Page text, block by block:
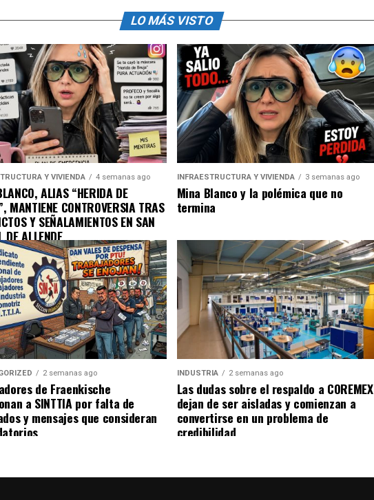
LO MÁS VISTO
Y VIVIENDA 4 semanas ago
ALIAS “HERIDA DE
MANTIENE CONTROVERSIA TRAS
Y SEÑALAMIENTOS EN SAN
DE ALLENDE
INFRAESTRUCTURA Y VIVIENDA 3 semanas ago
Mina Blanco y la polémica que no
termina
2 semanas ago
de Fraenkische
a SINTTIA por falta de
y mensajes que consideran
INDUSTRIA 2 semanas ago
Las dudas sobre el respaldo a COREMEX
dejan de ser aisladas y comienzan a
convertirse en un problema de
credibilidad